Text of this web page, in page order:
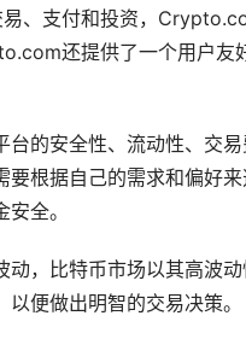
、支付和投资，
还提供了一个用户友
的安全性、流动性、交
根据自己的需求和偏好来
全。
动，比特币市场以其高波
以便做出明智的交易决策。